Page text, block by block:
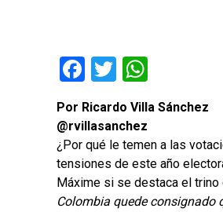
Facebook
Twitter
Por Ricardo Villa Sánchez
@rvillasanchez
¿Por qué le temen a las
tensiones de este año
Máxime si se destaca el trino
Colombia quede consignado